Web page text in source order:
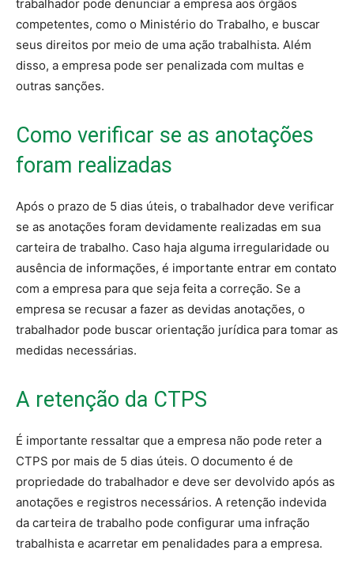
trabalhador pode denunciar a empresa aos órgãos
competentes, como o Ministério do Trabalho, e buscar
seus direitos por meio de uma ação trabalhista. Além
disso, a empresa pode ser penalizada com multas e
outras sanções.
Como verificar se as anotações
foram realizadas
Após o prazo de 5 dias úteis, o trabalhador deve verificar
se as anotações foram devidamente realizadas em sua
carteira de trabalho. Caso haja alguma irregularidade ou
ausência de informações, é importante entrar em contato
com a empresa para que seja feita a correção. Se a
empresa se recusar a fazer as devidas anotações, o
trabalhador pode buscar orientação jurídica para tomar as
medidas necessárias.
A retenção da CTPS
É importante ressaltar que a empresa não pode reter a
CTPS por mais de 5 dias úteis. O documento é de
propriedade do trabalhador e deve ser devolvido após as
anotações e registros necessários. A retenção indevida
da carteira de trabalho pode configurar uma infração
trabalhista e acarretar em penalidades para a empresa.